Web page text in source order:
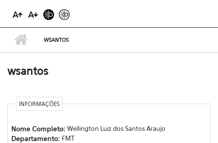
WSANTOS
wsantos
INFORMAÇÕES
Nome Completo: Wellington Luiz dos Santos Araujo
Departamento: FMT